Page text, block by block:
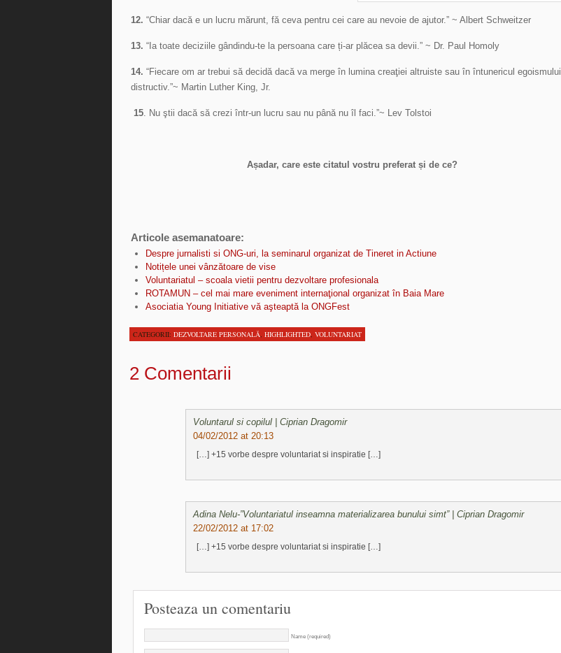
12. “Chiar dacă e un lucru mărunt, fă ceva pentru cei care au nevoie de ajutor.” ~ Albert Schweitzer
13. “Ia toate deciziile gândindu-te la persoana care ți-ar plăcea sa devii.” ~ Dr. Paul Homoly
14. “Fiecare om ar trebui să decidă dacă va merge în lumina creaţiei altruiste sau în întunericul egoismului
distructiv.”~ Martin Luther King, Jr.
15. Nu ştii dacă să crezi într-un lucru sau nu până nu îl faci.”~ Lev Tolstoi
Așadar, care este citatul vostru preferat și de ce?
Articole asemanatoare:
Despre jurnalisti si ONG-uri, la seminarul organizat de Tineret in Actiune
Notițele unei vânzătoare de vise
Voluntariatul – scoala vietii pentru dezvoltare profesionala
ROTAMUN – cel mai mare eveniment internaţional organizat în Baia Mare
Asociatia Young Initiative vă aşteaptă la ONGFest
CATEGORII: DEZVOLTARE PERSONALĂ, HIGHLIGHTED, VOLUNTARIAT
2 Comentarii
Voluntarul si copilul | Ciprian Dragomir
04/02/2012 at 20:13
[…] +15 vorbe despre voluntariat si inspiratie […]
Adina Nelu-”Voluntariatul inseamna materializarea bunului simt” | Ciprian Dragomir
22/02/2012 at 17:02
[…] +15 vorbe despre voluntariat si inspiratie […]
Posteaza un comentariu
Name (required)